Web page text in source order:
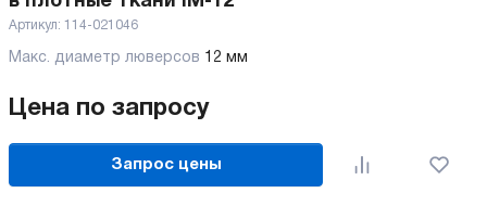
Артикул: 114-021046
Макс. диаметр люверсов 12 мм
Цена по запросу
Запрос цены